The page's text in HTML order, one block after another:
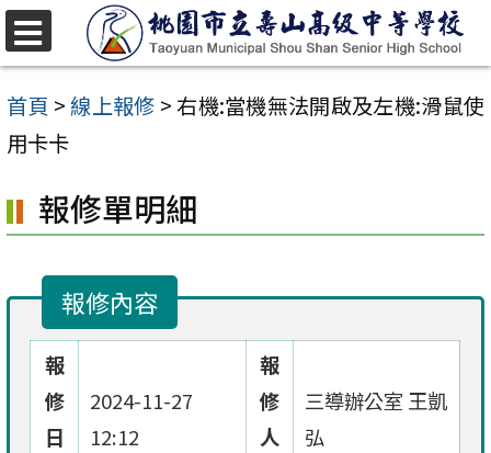
跳
至
主
要
容
區
首頁 >線上報修 >右機:當機無法開啟及左機:滑鼠使
用卡卡
報修單明細
報修內容
報
修
日
2024-11-27
12:12
報
修
人
三導辦公室 王凱
弘
選
單